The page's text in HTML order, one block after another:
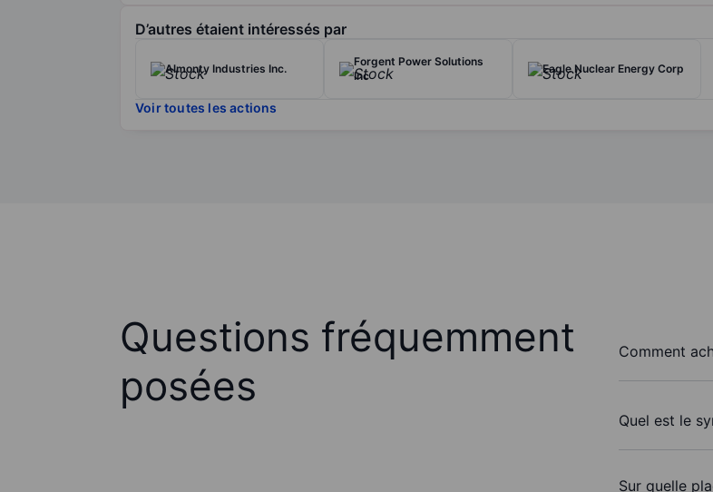
D’autres étaient intéressés par
Almonty Industries Inc.
Forgent Power Solutions
Inc
Eagle Nuclear Energy Corp
Voir toutes les actions
Questions fréquemment
posées
Comment
Quel est le
Sur quelle